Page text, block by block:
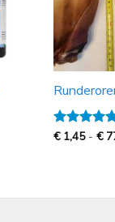
€ 1,45 - €